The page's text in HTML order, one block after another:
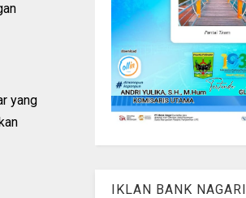
yang
IKLAN BANK NAGARI